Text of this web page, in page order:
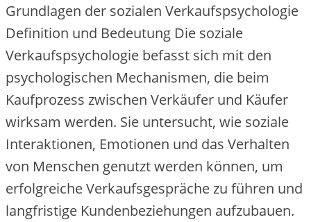
Grundlagen der sozialen Verkaufspsychologie
Definition und Bedeutung Die soziale
Verkaufspsychologie befasst sich mit den
psychologischen Mechanismen, die beim
Kaufprozess zwischen Verkäufer und Käufer
wirksam werden. Sie untersucht, wie soziale
Interaktionen, Emotionen und das Verhalten
von Menschen genutzt werden können, um
erfolgreiche Verkaufsgespräche zu führen und
langfristige Kundenbeziehungen aufzubauen.